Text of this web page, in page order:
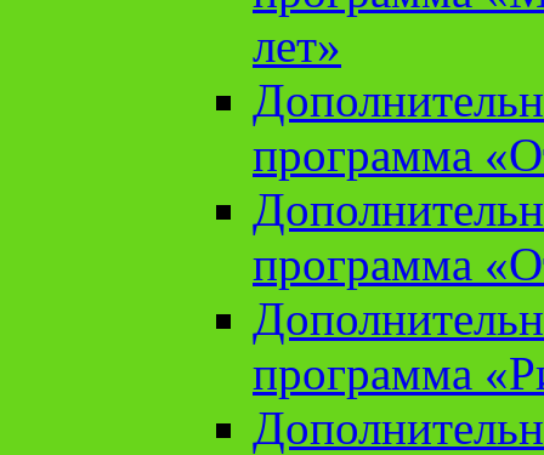
лет»
программа
программа
программа